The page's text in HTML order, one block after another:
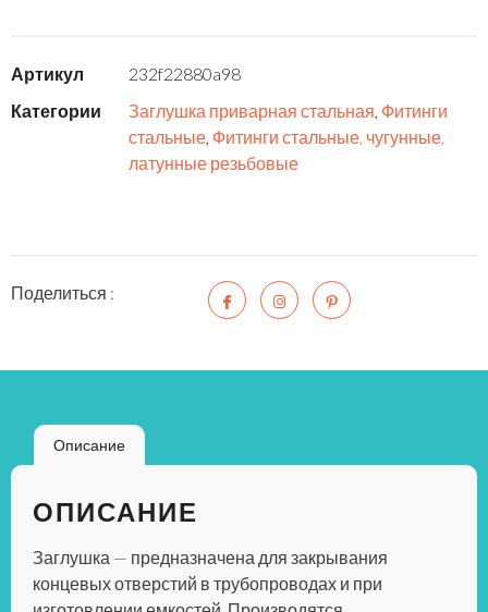
Артикул
232f22880a98
Категории
Заглушка приварная стальная Фитинги
стальные Фитинги стальные, чугунные,
латунные резьбовые
Поделиться :
Описание
ОПИСАНИЕ
Заглушка — предназначена для закрывания
концевых отверстий в трубопроводах и при